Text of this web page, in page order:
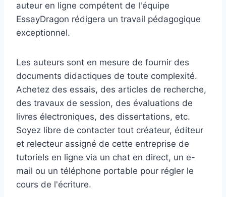
auteur en ligne compétent de l'équipe
EssayDragon rédigera un travail pédagogique
exceptionnel.
Les auteurs sont en mesure de fournir des
documents didactiques de toute complexité.
Achetez des essais, des articles de recherche,
des travaux de session, des évaluations de
livres électroniques, des dissertations, etc.
Soyez libre de contacter tout créateur, éditeur
et relecteur assigné de cette entreprise de
tutoriels en ligne via un chat en direct, un e-
mail ou un téléphone portable pour régler le
cours de l'écriture.